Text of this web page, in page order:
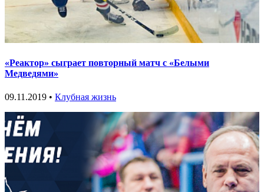
«Реактор» сыграет повторный матч с «Белыми
Медведями»
09.11.2019 • Клубная жизнь